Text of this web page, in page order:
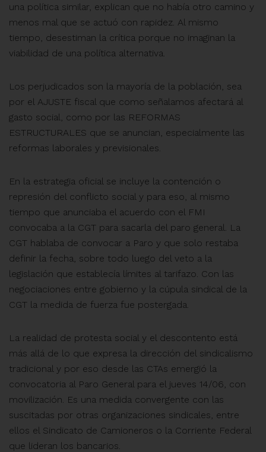
una política similar, explican que no había otro camino y
menos mal que se actuó con rapidez. Al mismo
tiempo, desestiman la crítica porque no imaginan la
viabilidad de una política alternativa.
Los perjudicados son la mayoría de la población, sea
por el AJUSTE fiscal que como señalamos afectará al
gasto social, como por las REFORMAS
ESTRUCTURALES que se anuncian, especialmente las
reformas laborales y previsionales.
En la estrategia oficial se incluye la contención o
represión del conflicto social y para eso, al mismo
tiempo que anunciaba el acuerdo con el FMI
convocaba a la CGT para sacarla del paro general. La
CGT hablaba de convocar a Paro y que solo restaba
definir la fecha, sobre todo luego del veto a la
legislación que establecía límites al tarifazo. Con las
negociaciones entre gobierno y la cúpula sindical de la
CGT la medida de fuerza fue postergada.
La realidad de protesta social y el descontento está
más allá de lo que expresa la dirección del sindicalismo
tradicional y por eso desde las CTAs emergió la
convocatoria al Paro General para el jueves 14/06, con
movilización. Es una medida convergente con las
suscitadas por otras organizaciones sindicales, entre
ellos el Sindicato de Camioneros o la Corriente Federal
que lideran los bancarios.